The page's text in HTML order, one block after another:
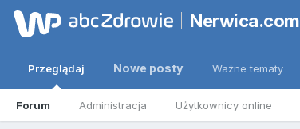
Nerwica.com
Przeglądaj
Forum Administracja Użytkownicy online
Nowe posty Ważne tematy